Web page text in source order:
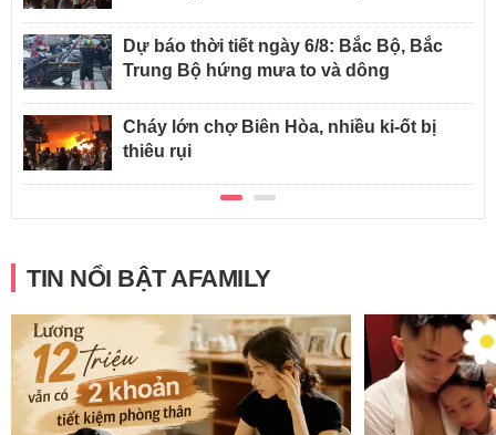
Dự báo thời tiết ngày 6/8: Bắc Bộ, Bắc
Trung Bộ hứng mưa to và dông
Cháy lớn chợ Biên Hòa, nhiều ki-ốt bị
thiêu rụi
TIN NỔI BẬT AFAMILY